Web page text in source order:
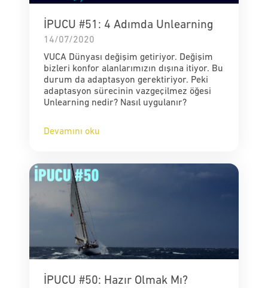
İPUCU #51: 4 Adımda Unlearning
14/07/2020
VUCA Dünyası değişim getiriyor. Değişim
bizleri konfor alanlarımızın dışına itiyor. Bu
durum da adaptasyon gerektiriyor. Peki
adaptasyon sürecinin vazgeçilmez öğesi
Unlearning nedir? Nasıl uygulanır?
Devamını oku
İPUCU #50: Hazır Olmak Mı?